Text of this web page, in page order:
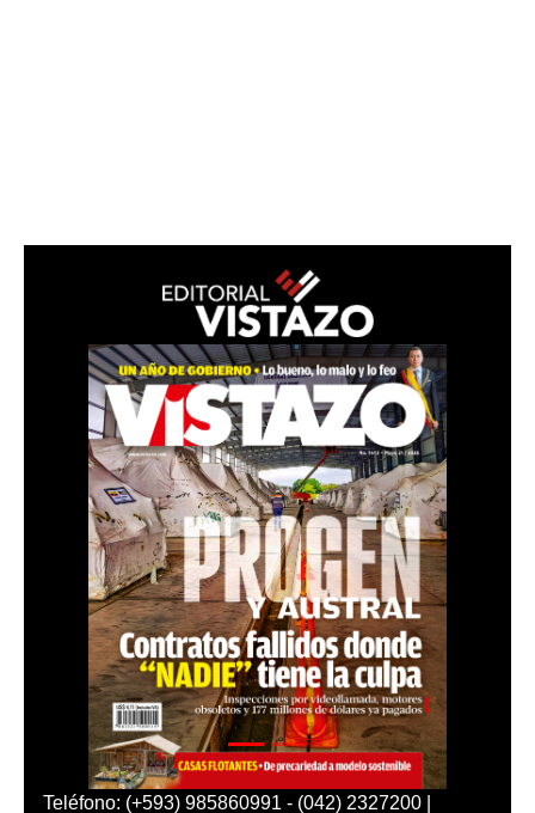
Teléfono: (+593) 985860991 - (042) 2327200 |